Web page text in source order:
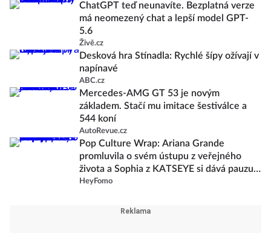
ChatGPT teď neunavíte. Bezplatná verze
má neomezený chat a lepší model GPT-
5.6
Živě.cz
Desková hra Stínadla: Rychlé šípy ožívají v
napínavé
ABC.cz
Mercedes-AMG GT 53 je novým
základem. Stačí mu imitace šestiválce a
544 koní
AutoRevue.cz
Pop Culture Wrap: Ariana Grande
promluvila o svém ústupu z veřejného
života a Sophia z KATSEYE si dává pauzu
od skupiny
HeyFomo